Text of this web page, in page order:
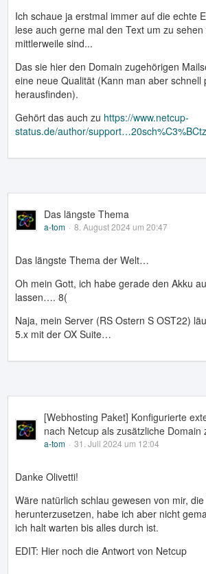
Ich schaue ja erstmal immer auf die echte
lese auch gerne mal den Text um zu
mittlerweile sind...
Das sie hier den Domain zugehörigen
eine neue Qualität (Kann man aber schnell
herausfinden).
Gehört das auch zu https://www.netcup-
status.de/author/
Das längste Thema
a-tom 8. August 2024 um 20:47
Das längste Thema der Welt…
Oh mein Gott, ich habe gerade den Akku
lassen…. 8(
Naja, mein Server (RS Ostern S OST22)
5.x mit der OX Suite…
[Webhosting Paket] Konfigurierte
nach Netcup als zusätzliche Domain
a-tom 31. Juli 2024 um 12:04
Danke Olivetti!
Wäre natürlich schlau gewesen von mir,
herunterzusetzen, habe ich aber nicht
ich halt warten bis alles durch ist.
EDIT: Hier noch die Antwort von Netcup